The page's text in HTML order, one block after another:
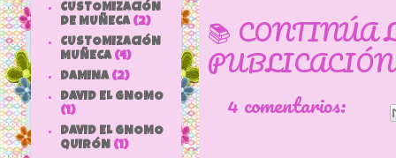
📚 CONTINÚA
4 comentarios:
CUSTOMIZACIÓN
DE MUÑECA (2)
CUSTOMIZACIÓN
MUÑECA (4)
DAMINA (2)
DAVID EL GNOMO
(1)
DAVID EL GNOMO
QUIRÓN (1)